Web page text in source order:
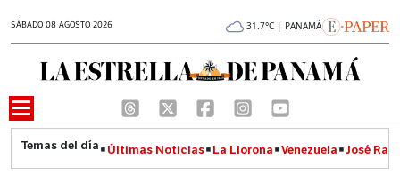
SÁBADO 08 AGOSTO 2026 31.7°C | PANAMÁ
Últimas Noticias La Llorona Venezuela José